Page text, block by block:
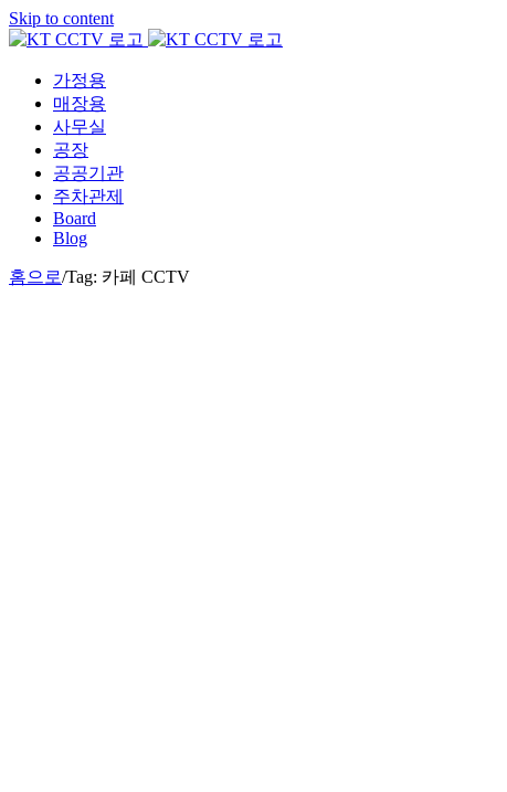
Skip to content
가정용
매장용
사무실
공장
공공기관
주차관제
Board
Blog
홈으로/Tag: 카페 CCTV